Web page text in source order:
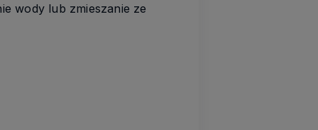
wody lub zmieszanie ze